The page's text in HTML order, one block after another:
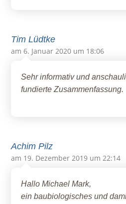
Tim Lüdtke
am 6. Januar 2020 um 18:06
Sehr informativ und
fundierte Zusammenfassung.
Achim Pilz
am 19. Dezember 2019 um 22:14
Hallo Michael Mark,
ein baubiologisches und